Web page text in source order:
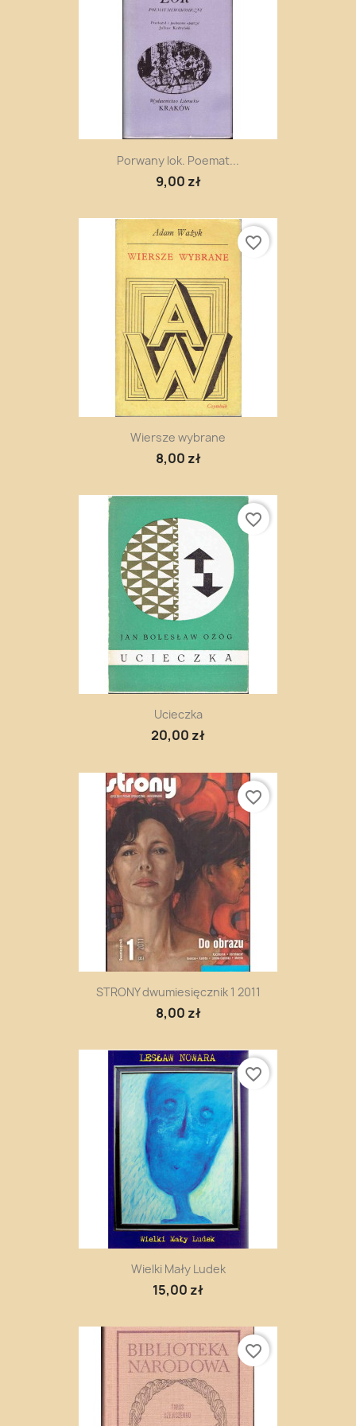
Porwany lok. Poemat...
9,00 zł
Wiersze wybrane
8,00 zł
favorite_border
Ucieczka
20,00 zł
favorite_border
STRONY dwumiesięcznik 1 2011
8,00 zł
favorite_border
Wielki Mały Ludek
15,00 zł
favorite_border
favorite_border